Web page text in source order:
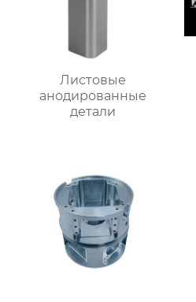
Листовые
анодированные
детали